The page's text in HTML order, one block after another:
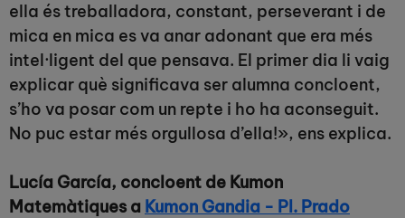
ella és treballadora, constant, perseverant i de
mica en mica es va anar adonant que era més
intel·ligent del que pensava. El primer dia li vaig
explicar què significava ser alumna concloent,
s’ho va posar com un repte i ho ha aconseguit.
No puc estar més orgullosa d’ella!», ens explica.
Lucía García, concloent de Kumon
Matemàtiques a Kumon Gandia - Pl. Prado